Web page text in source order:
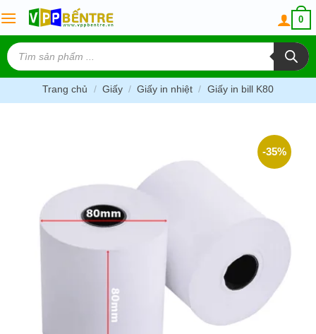
to
content
0
Tìm
kiếm
sản
phẩm
Trang chủ / Giấy / Giấy in nhiệt / Giấy in bill K80
-35%